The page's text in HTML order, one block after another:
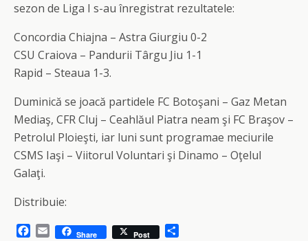
sezon de Liga I s-au înregistrat rezultatele:
Concordia Chiajna – Astra Giurgiu 0-2
CSU Craiova – Pandurii Târgu Jiu 1-1
Rapid – Steaua 1-3.
Duminică se joacă partidele FC Botoşani – Gaz Metan
Mediaş, CFR Cluj – Ceahlăul Piatra neam şi FC Braşov –
Petrolul Ploieşti, iar luni sunt programae meciurile
CSMS Iaşi – Viitorul Voluntari şi Dinamo – Oţelul
Galaţi.
Distribuie:
E
Share Post